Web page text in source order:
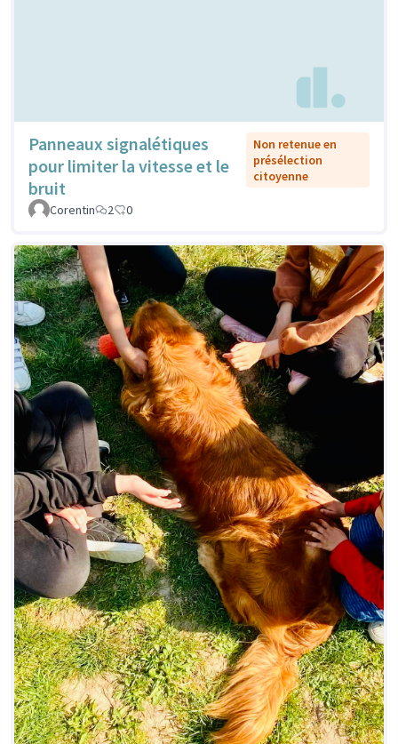
Panneaux signalétiques
pour limiter la vitesse et le
bruit
Non retenue en
présélection
citoyenne
Corentin 2 0